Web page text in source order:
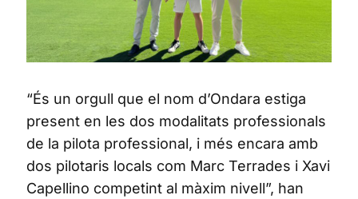
“És un orgull que el nom d’Ondara estiga
present en les dos modalitats professionals
de la pilota professional, i més encara amb
dos pilotaris locals com Marc Terrades i Xavi
Capellino competint al màxim nivell”, han